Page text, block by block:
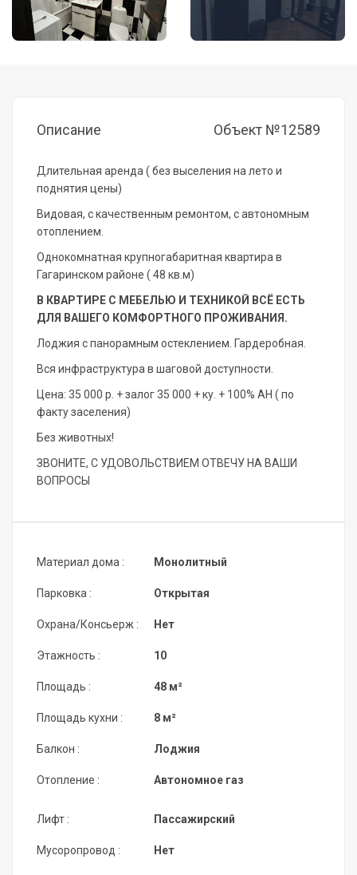
Описание Объект №12589
Длительная аренда ( без выселения на лето и
поднятия цены)
Видовая, с качественным ремонтом, с автономным
отоплением.
Однокомнатная крупногабаритная квартира в
Гагаринском районе ( 48 кв.м)
В КВАРТИРЕ С МЕБЕЛЬЮ И ТЕХНИКОЙ ВСЁ ЕСТЬ
ДЛЯ ВАШЕГО КОМФОРТНОГО ПРОЖИВАНИЯ.
Лоджия с панорамным остеклением. Гардеробная.
Вся инфраструктура в шaгoвой доcтупнocти.
Цена: 35 000 р. + залог 35 000 + ку. + 100% АН ( по
факту заселения)
Без животных!
ЗВОНИТЕ, С УДОВОЛЬСТВИЕМ ОТВЕЧУ НА ВАШИ
ВОПРОСЫ
Материал дома :
Парковка :
Охрана/Консьерж :
Этажность :
Площадь :
Площадь кухни :
Балкон :
Отопление :
Монолитный
Открытая
Нет
10
48 м²
8 м²
Лоджия
Автономное газ
Лифт :
Мусоропровод :
Пассажирский
Нет